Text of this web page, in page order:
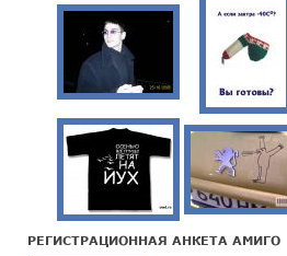
РЕГИСТРАЦИОННАЯ АНКЕТА АМИГО